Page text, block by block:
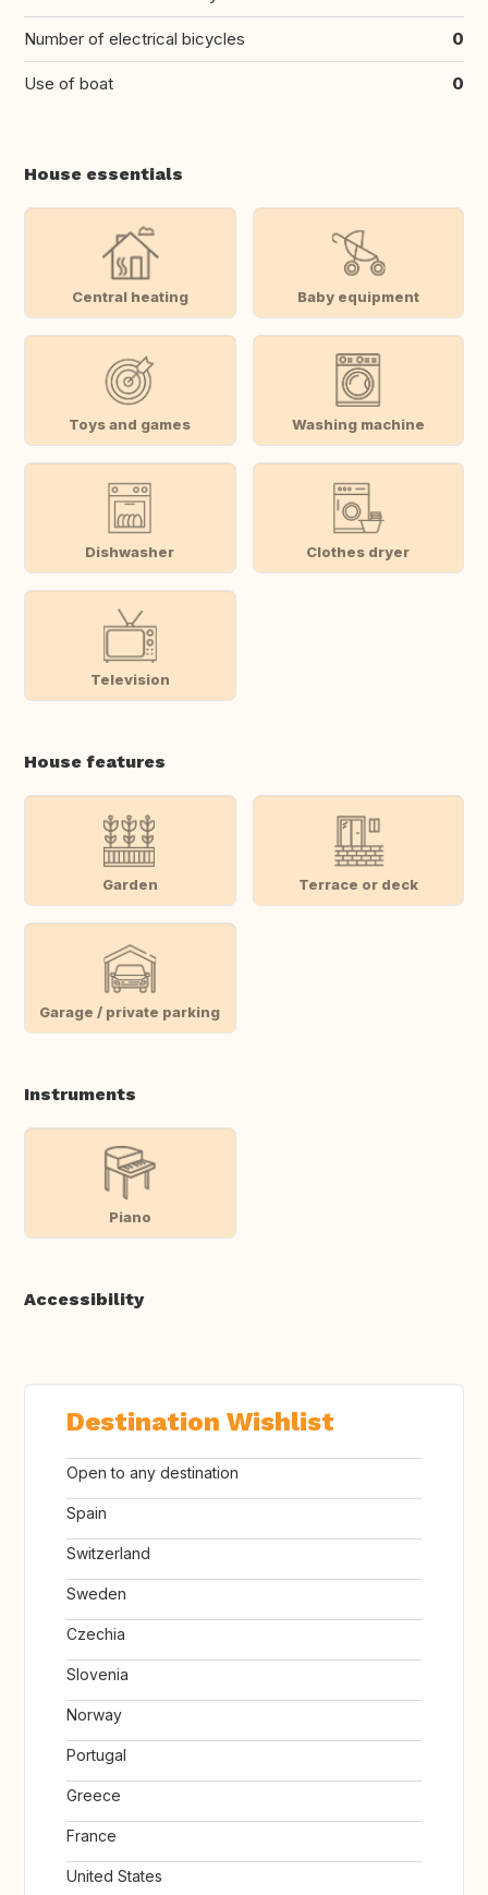
Number of electrical bicycles 0
Use of boat 0
House essentials
Central heating Baby equipment
Toys and games Washing machine
Dishwasher Clothes dryer
Television
House features
Garden Terrace or deck
Garage / private parking
Instruments
Piano
Accessibility
Destination Wishlist
Open to any destination
Spain
Switzerland
Sweden
Czechia
Slovenia
Norway
Portugal
Greece
France
United States